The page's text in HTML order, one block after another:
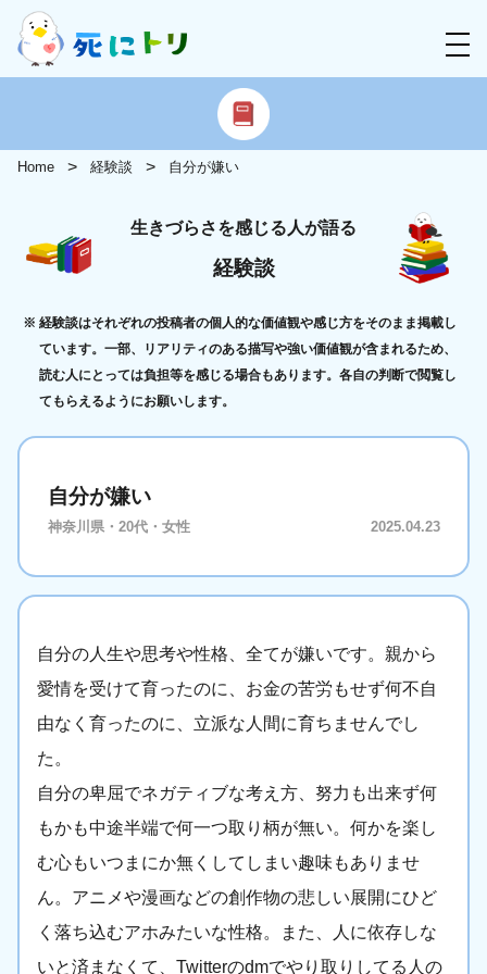
Home 経験談 自分が嫌い
生きづらさを感じる人が語る
経験談
経験談はそれぞれの投稿者の個人的な価値観や感じ方をそのまま掲載し
ています。一部、リアリティのある描写や強い価値観が含まれるため、
読む人にとっては負担等を感じる場合もあります。各自の判断で閲覧し
てもらえるようにお願いします。
自分が嫌い
神奈川県・20代・女性 2025.04.23
自分の人生や思考や性格、全てが嫌いです。親から
愛情を受けて育ったのに、お金の苦労もせず何不自
由なく育ったのに、立派な人間に育ちませんでし
た。
自分の卑屈でネガティブな考え方、努力も出来ず何
もかも中途半端で何一つ取り柄が無い。何かを楽し
む心もいつまにか無くしてしまい趣味もありませ
ん。アニメや漫画などの創作物の悲しい展開にひど
く落ち込むアホみたいな性格。また、人に依存しな
いと済まなくて、Twitterのdmでやり取りしてる人の